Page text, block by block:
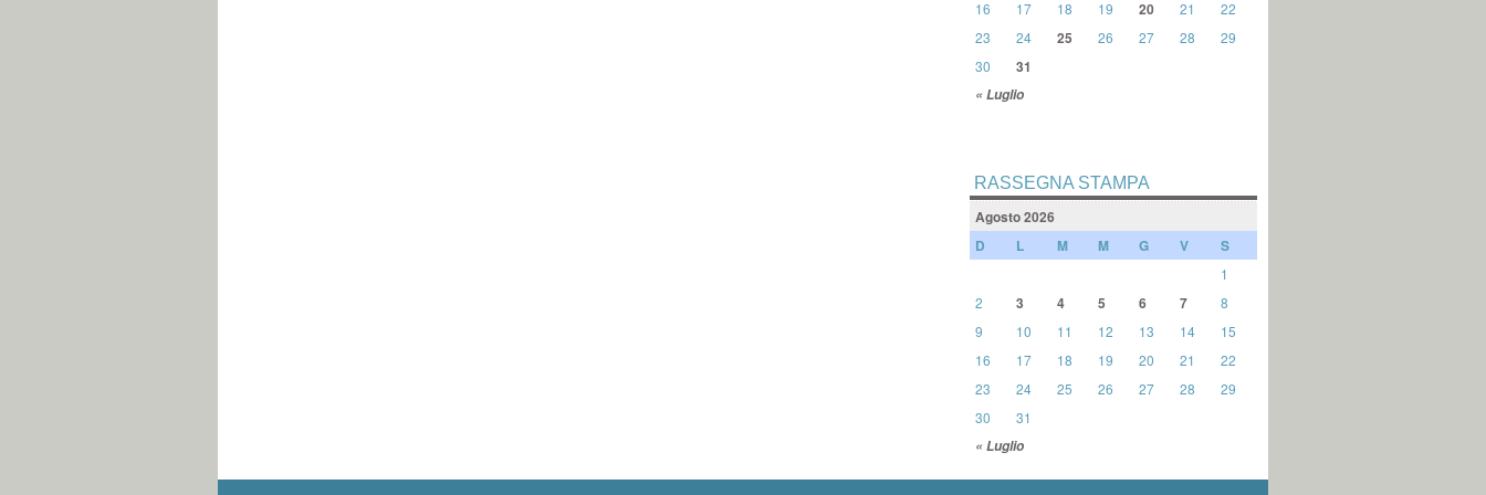
« Luglio
16
17 18 19 20 21
22
23
24 25 26 27 28
29
30
31
RASSEGNA STAMPA
Agosto 2026
D
L M M G V S
« Luglio
1
2
3 4 5 6 7
8
9
10 11 12 13 14
15
16
17 18 19 20 21
22
23
24 25 26 27 28
29
30
31